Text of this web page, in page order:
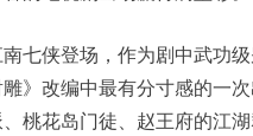
南七侠登场，作为剧中武功
》改编中最有分寸感的一
桃花岛门徒、赵王府的江